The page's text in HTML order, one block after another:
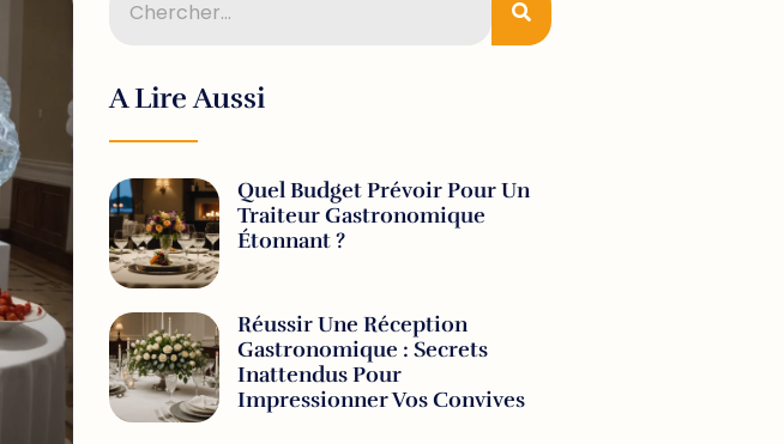
A Lire Aussi
Quel Budget Prévoir Pour Un
Traiteur Gastronomique
Étonnant ?
Réussir Une Réception
Gastronomique : Secrets
Inattendus Pour
Impressionner Vos Convives